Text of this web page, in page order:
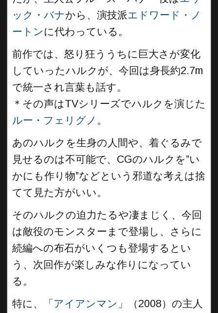
ック・バナから、演技派エドワード・ノ
ートン に代わっている。
前作では、怒り狂ううちに巨大さが変化
していったハルクが、今回は身長約2.7m
で統一され言葉も話す。
＊ その声はTVシリーズでハルクを演じた
ルー・フェリグノ 。
あのハルクを生身の人間や、着ぐるみで
見せるのは不可能で、CGのハルクを”い
かにも作り物”などという邪道な考えは捨
てて見た方がいい。
そのハルクの迫力たるや凄まじく、今回
は敵役のモンスターまで登場し、さらに
続編への布石がいくつも登場するとい
う、次回作が楽しみな作りになってい
る。
特に、「 アイアンマン 」（2008）の主人